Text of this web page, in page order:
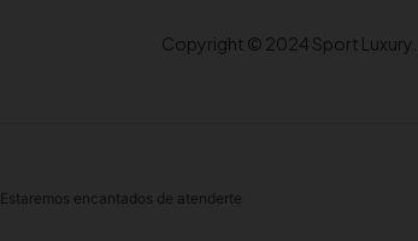
Copyright © 2024 Sport Luxury.
Estaremos encantados de atenderte